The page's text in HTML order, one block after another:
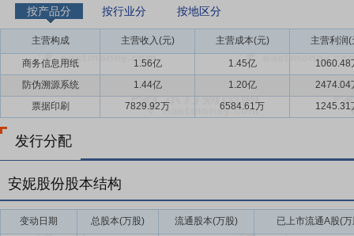
按产品分 按行业分 按地区分
主营构成 主营收入(元) 主营成本(元) 主营利润(
商务信息用纸 1.56亿 1.45亿
1060.48
防伪溯源系统
1.44亿 1.20亿
2474.04
票据印刷
7829.92万 6584.61万 1245.31
发行分配
安妮股份股本结构
变动日期 总股本(万股) 流通股本(万股) 已上市流通A股(